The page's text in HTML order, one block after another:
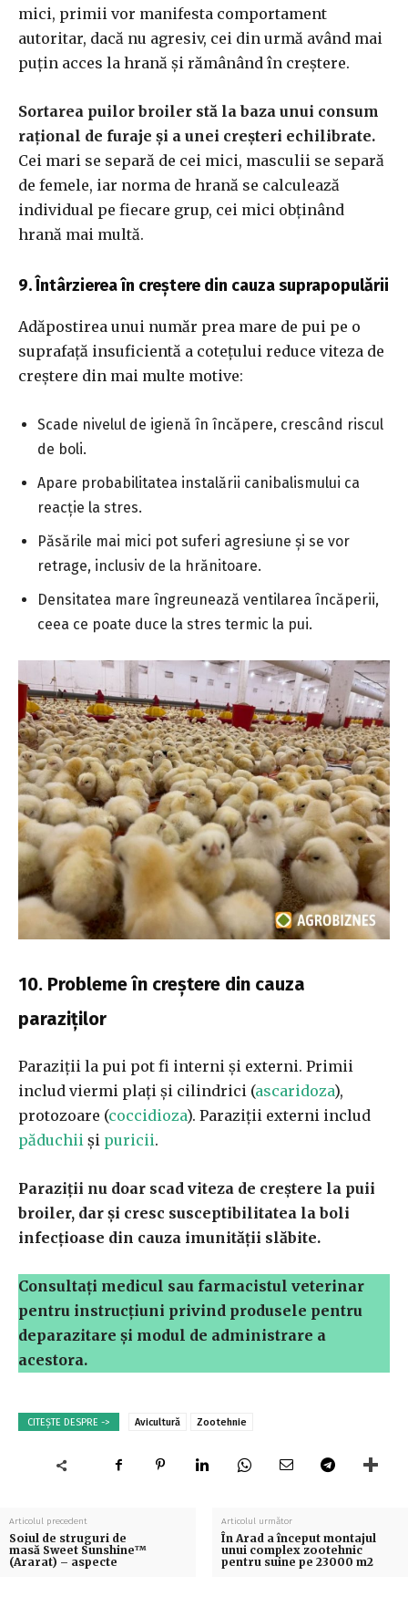
mici, primii vor manifesta comportament
autoritar, dacă nu agresiv, cei din urmă având mai
puțin acces la hrană și rămânând în creștere.
Sortarea puilor broiler stă la baza unui consum
rațional de furaje și a unei creșteri echilibrate.
Cei mari se separă de cei mici, masculii se separă
de femele, iar norma de hrană se calculează
individual pe fiecare grup, cei mici obținând
hrană mai multă.
9. Întârzierea în creștere din cauza suprapopulării
Adăpostirea unui număr prea mare de pui pe o
suprafață insuficientă a cotețului reduce viteza de
creștere din mai multe motive:
Scade nivelul de igienă în încăpere, crescând riscul
de boli.
Apare probabilitatea instalării canibalismului ca
reacție la stres.
Păsările mai mici pot suferi agresiune și se vor
retrage, inclusiv de la hrănitoare.
Densitatea mare îngreunează ventilarea încăperii,
ceea ce poate duce la stres termic la pui.
10. Probleme în creștere din cauza
paraziților
Paraziții la pui pot fi interni și externi. Primii
includ viermi plați și cilindrici (ascaridoza),
protozoare (coccidioza). Paraziții externi includ
păduchii și puricii.
Paraziții nu doar scad viteza de creștere la puii
broiler, dar și cresc susceptibilitatea la boli
infecțioase din cauza imunității slăbite.
Consultați medicul sau farmacistul veterinar
pentru instrucțiuni privind produsele pentru
deparazitare și modul de administrare a
acestora.
CITEȘTE DESPRE -> Avicultură Zootehnie
Articolul precedent
Soiul de struguri de
masă Sweet Sunshine™
(Ararat) – aspecte
Articolul următor
În Arad a început montajul
unui complex zootehnic
pentru suine pe 23000 m2